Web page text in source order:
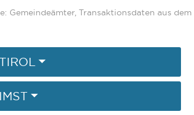
Gemeindeämter, Transaktionsdaten aus
TIROL
IMST